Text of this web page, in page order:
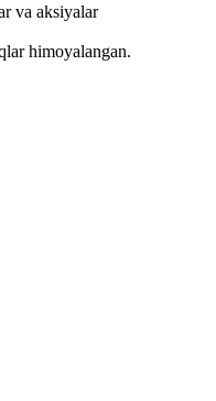
va aksiyalar
himoyalangan.